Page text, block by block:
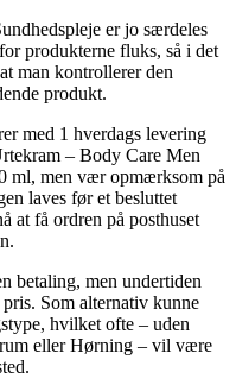
er jo særdeles
produkterne fluks, så i det
man kontrollerer den
produkt.
med 1 hverdags levering
– Body Care Men
ml, men vær opmærksom på
laves før et besluttet
at få ordren på posthuset
betaling, men undertiden
Som alternativ kunne
hvilket ofte – uden
eller Hørning – vil være